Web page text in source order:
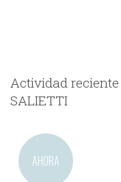
Actividad reciente
SALIETTI
AHORA